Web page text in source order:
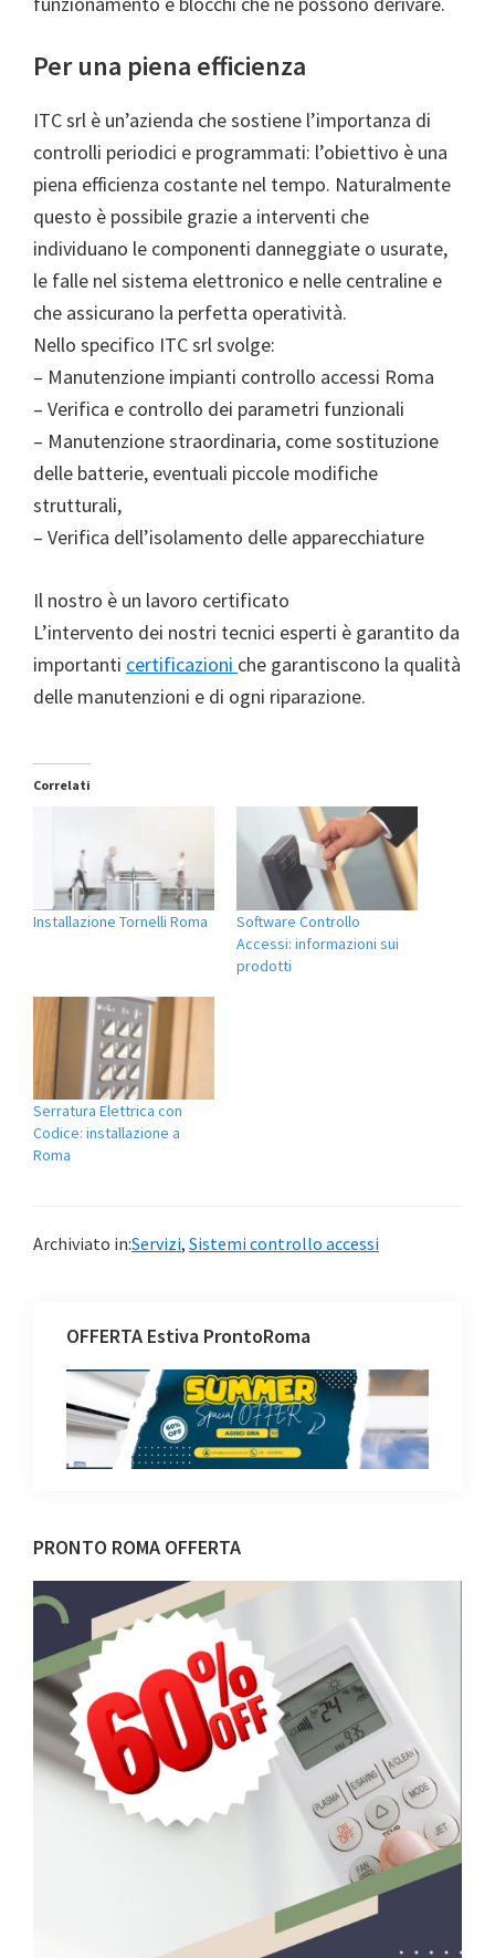
Per una piena efficienza
ITC srl è un’azienda che sostiene l’importanza di
controlli periodici e programmati: l’obiettivo è una
piena efficienza costante nel tempo. Naturalmente
questo è possibile grazie a interventi che
individuano le componenti danneggiate o usurate,
le falle nel sistema elettronico e nelle centraline e
che assicurano la perfetta operatività.
Nello specifico ITC srl svolge:
– Manutenzione impianti controllo accessi Roma
– Verifica e controllo dei parametri funzionali
– Manutenzione straordinaria, come sostituzione
delle batterie, eventuali piccole modifiche
strutturali,
– Verifica dell’isolamento delle apparecchiature
Il nostro è un lavoro certificato
L’intervento dei nostri tecnici esperti è garantito da
importanti certificazioni che garantiscono la qualità
delle manutenzioni e di ogni riparazione.
Correlati
Installazione Tornelli Roma
Software Controllo
Accessi: informazioni sui
prodotti
Serratura Elettrica con
Codice: installazione a
Roma
Archiviato in:Servizi, Sistemi controllo accessi
OFFERTA Estiva ProntoRoma
Barra
laterale
primaria
PRONTO ROMA OFFERTA